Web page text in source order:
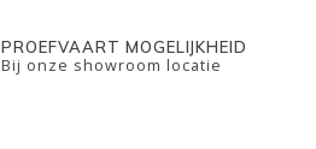
PROEFVAART MOGELIJKHEID
Bij onze showroom locatie